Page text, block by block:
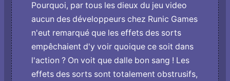
Pourquoi, par tous les dieux du jeu video
aucun des développeurs chez Runic Games
n'eut remarqué que les effets des sorts
empêchaient d'y voir quoique ce soit dans
l'action ? On voit que dalle bon sang ! Les
effets des sorts sont totalement obstrusifs,